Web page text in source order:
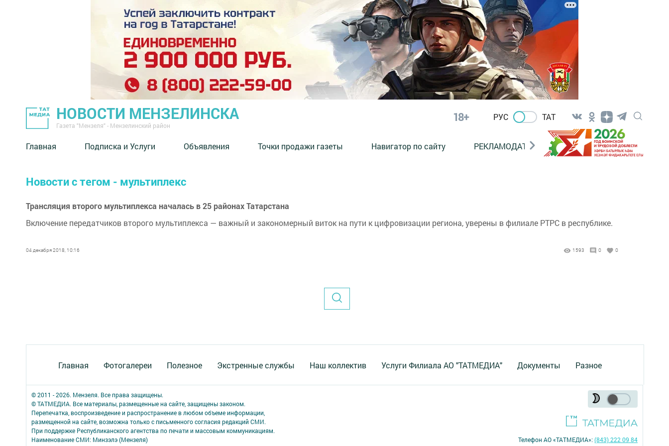
НОВОСТИ МЕНЗЕЛИНСКА
Газета "Мензеля" - Мензелинский район
18+ РУС ТАТ
Главная Подписка и Услуги Объявления Точки продажи газеты Навигатор по сайту РЕКЛАМОДАТЕЛЯМ
Новости с тегом - мультиплекс
Трансляция второго мультиплекса началась в 25 районах Татарстана
Включение передатчиков второго мультиплекса — важный и закономерный виток на пути к цифровизации региона, уверены в филиале РТРС в республике.
04 декабря 2018, 10:16 1593 0 0
Главная Фотогалереи Полезное Экстренные службы Наш коллектив Услуги Филиала АО "ТАТМЕДИА" Документы Разное
© 2011 - 2026. Мензеля. Все права защищены.
© ТАТМЕДИА. Все материалы, размещенные на сайте, защищены законом.
Перепечатка, воспроизведение и распространение в любом объеме информации,
размещенной на сайте, возможна только с письменного согласия редакций СМИ.
При поддержке Республиканского агентства по печати и массовым коммуникациям.
Наименование СМИ: Минзэлэ (Мензеля)
Телефон АО «ТАТМЕДИА»:(843) 222 09 84